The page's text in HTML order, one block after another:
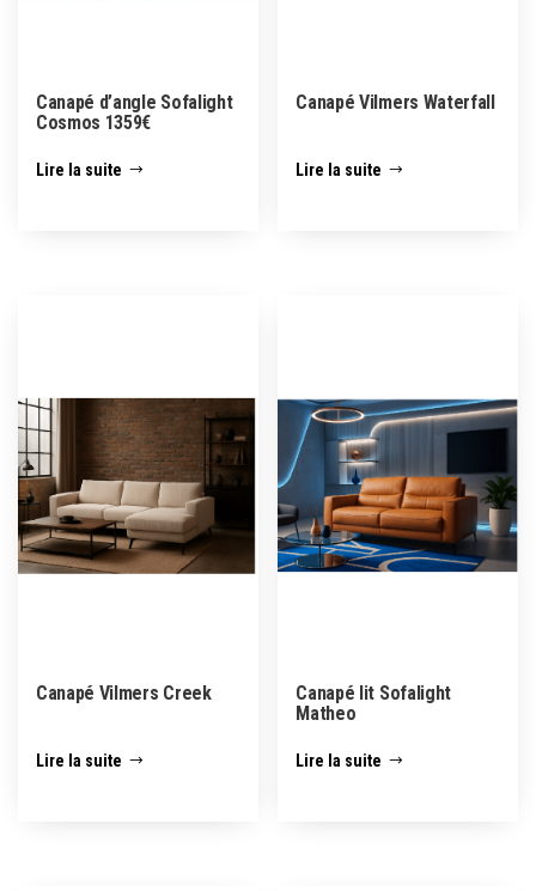
Canapé d’angle Sofalight
Cosmos 1359€
Lire la suite
Canapé Vilmers Waterfall
Lire la suite
Canapé Vilmers Creek
Lire la suite
Canapé lit Sofalight
Matheo
Lire la suite